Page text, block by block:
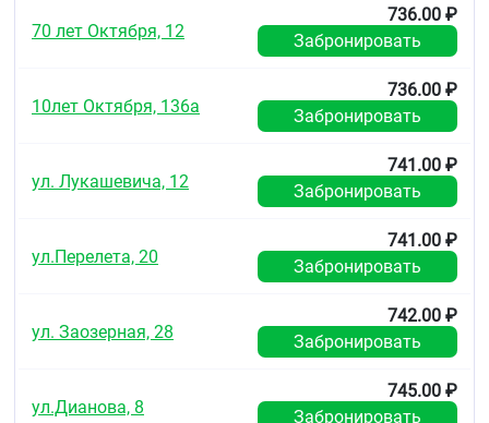
70 лет Октября, 12
736.00 ₽
Забронировать
10лет Октября, 136а
736.00 ₽
Забронировать
ул. Лукашевича, 12
741.00 ₽
Забронировать
ул.Перелета, 20
741.00 ₽
Забронировать
ул. Заозерная, 28
742.00 ₽
Забронировать
ул.Дианова, 8
745.00 ₽
Забронировать